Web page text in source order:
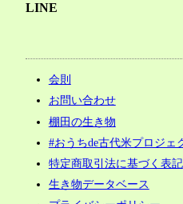
LINE
会則
お問い合わせ
棚田の生き物
#おうちde古代米プロジ
特定商取引法に基づく表記
生き物データベース